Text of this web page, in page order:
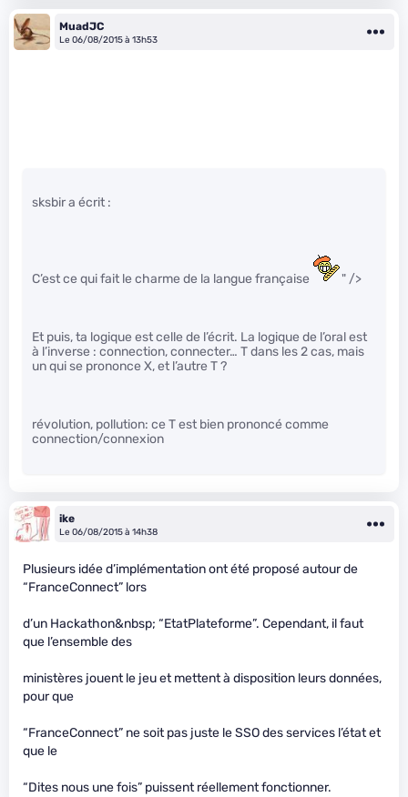
MuadJC
Le 06/08/2015 à 13h53
sksbir a écrit :
C’est ce qui fait le charme de la langue française " />
Et puis, ta logique est celle de l’écrit. La logique de l’oral est
à l’inverse : connection, connecter… T dans les 2 cas, mais
un qui se prononce X, et l’autre T ?
révolution, pollution: ce T est bien prononcé comme
connection/connexion
ike
Le 06/08/2015 à 14h38
Plusieurs idée d’implémentation ont été proposé autour de
“FranceConnect” lors
d’un Hackathon&nbsp; “EtatPlateforme”. Cependant, il faut
que l’ensemble des
ministères jouent le jeu et mettent à disposition leurs données,
pour que
“FranceConnect” ne soit pas juste le SSO des services l’état et
que le
“Dites nous une fois” puissent réellement fonctionner.